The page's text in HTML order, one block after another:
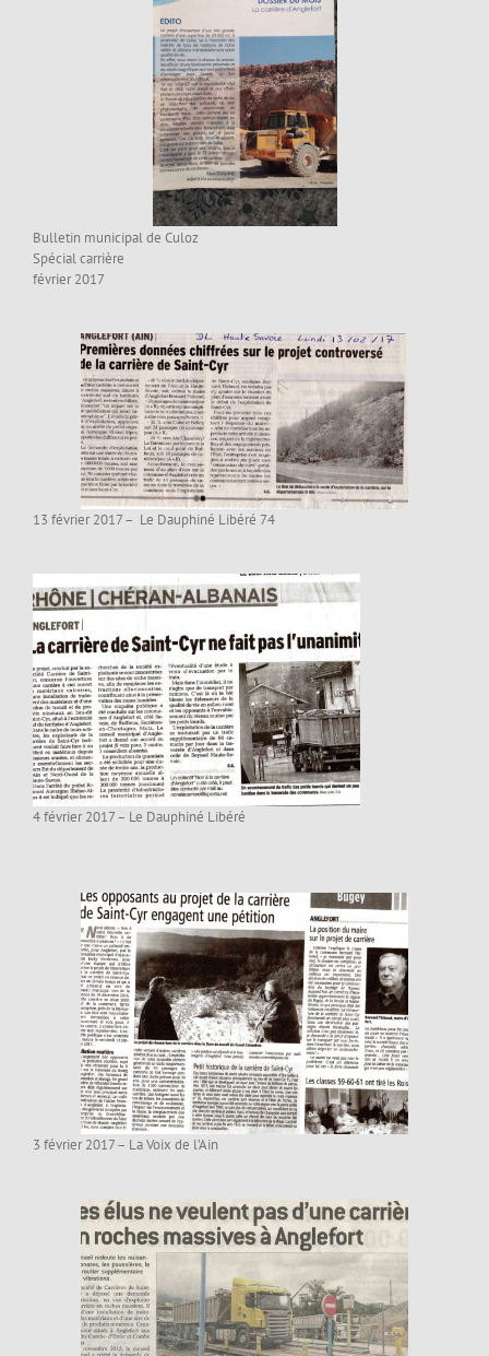
Bulletin municipal de Culoz
Spécial carrière
février 2017
13 février 2017 – Le Dauphiné Libéré 74
4 février 2017 – Le Dauphiné Libéré
3 février 2017 – La Voix de l’Ain